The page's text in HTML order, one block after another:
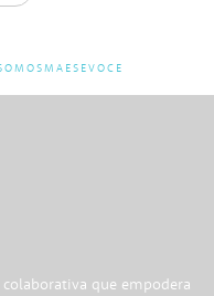
que empodera